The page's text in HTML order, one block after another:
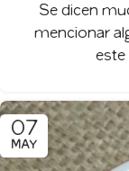
Se dicen
mencionar
este
07
MAY